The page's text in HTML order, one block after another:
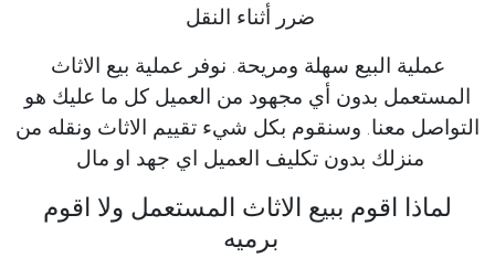
ضرر أثناء النقل
عملية البيع سهلة ومريحة. نوفر عملية بيع الاثاث
المستعمل بدون أي مجهود من العميل كل ما عليك هو
التواصل معنا. وسنقوم بكل شيء تقييم الاثاث ونقله من
منزلك بدون تكليف العميل اي جهد او مال
لماذا اقوم ببيع الاثاث المستعمل ولا اقوم
برميه